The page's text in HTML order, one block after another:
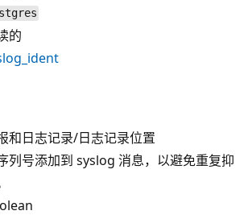
的
和日志记录/日志记录位置
列号添加到 syslog 消息，以避免重复抑